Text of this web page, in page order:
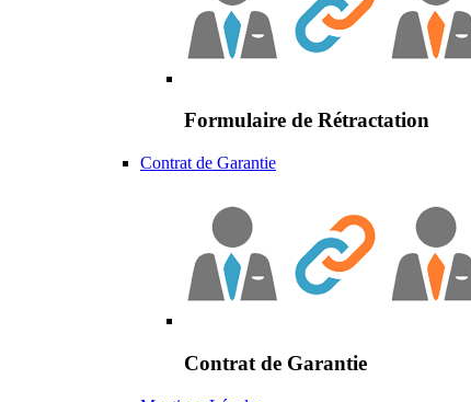
Formulaire de Rétractation
Contrat de Garantie
Contrat de Garantie